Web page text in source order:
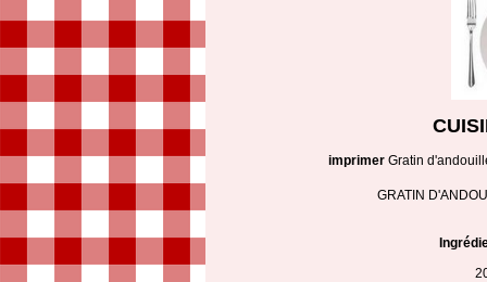
imprimer Gratin
GRATIN